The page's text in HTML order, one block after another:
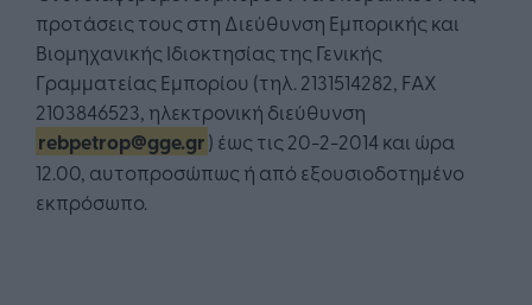
προτάσεις τους στη Διεύθυνση Εμπορικής και
Βιομηχανικής Ιδιοκτησίας της Γενικής
Γραμματείας Εμπορίου (τηλ. 2131514282, FAX
2103846523, ηλεκτρονική διεύθυνση
rebpetrop@gge.gr) έως τις 20-2-2014 και ώρα
12.00, αυτοπροσώπως ή από εξουσιοδοτημένο
εκπρόσωπο.